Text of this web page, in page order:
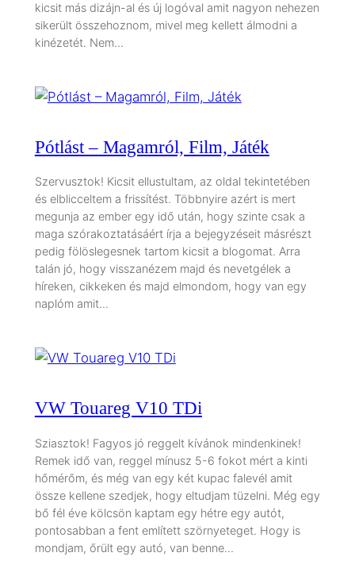
kicsit más dizájn-al és új logóval amit nagyon nehezen
sikerült összehoznom, mivel meg kellett álmodni a
kinézetét. Nem…
Pótlást – Magamról, Film, Játék
Szervusztok! Kicsit ellustultam, az oldal tekintetében
és elblicceltem a frissítést. Többnyire azért is mert
megunja az ember egy idő után, hogy szinte csak a
maga szórakoztatásáért írja a bejegyzéseit másrészt
pedig fölöslegesnek tartom kicsit a blogomat. Arra
talán jó, hogy visszanézem majd és nevetgélek a
híreken, cikkeken és majd elmondom, hogy van egy
naplóm amit…
VW Touareg V10 TDi
Sziasztok! Fagyos jó reggelt kívánok mindenkinek!
Remek idő van, reggel mínusz 5-6 fokot mért a kinti
hőmérőm, és még van egy két kupac falevél amit
össze kellene szedjek, hogy eltudjam tüzelni. Még egy
bő fél éve kölcsön kaptam egy hétre egy autót,
pontosabban a fent említett szörnyeteget. Hogy is
mondjam, őrült egy autó, van benne…